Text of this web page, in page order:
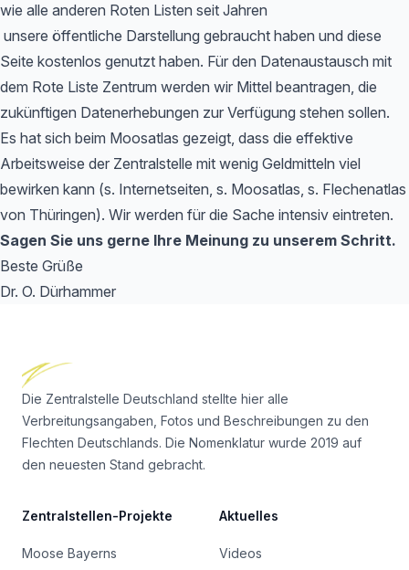
wie alle anderen Roten Listen seit Jahren
unsere öffentliche Darstellung gebraucht haben und diese
Seite kostenlos genutzt haben. Für den Datenaustausch mit
dem Rote Liste Zentrum werden wir Mittel beantragen, die
zukünftigen Datenerhebungen zur Verfügung stehen sollen.
Es hat sich beim Moosatlas gezeigt, dass die effektive
Arbeitsweise der Zentralstelle mit wenig Geldmitteln viel
bewirken kann (s. Internetseiten, s. Moosatlas, s. Flechenatlas
von Thüringen). Wir werden für die Sache intensiv eintreten.
Sagen Sie uns gerne Ihre Meinung zu unserem Schritt.
Beste Grüße
Dr. O. Dürhammer
Die Zentralstelle Deutschland stellte hier alle
Verbreitungsangaben, Fotos und Beschreibungen zu den
Flechten Deutschlands. Die Nomenklatur wurde 2019 auf
den neuesten Stand gebracht.
Zentralstellen-Projekte
Moose Bayerns
Aktuelles
Videos